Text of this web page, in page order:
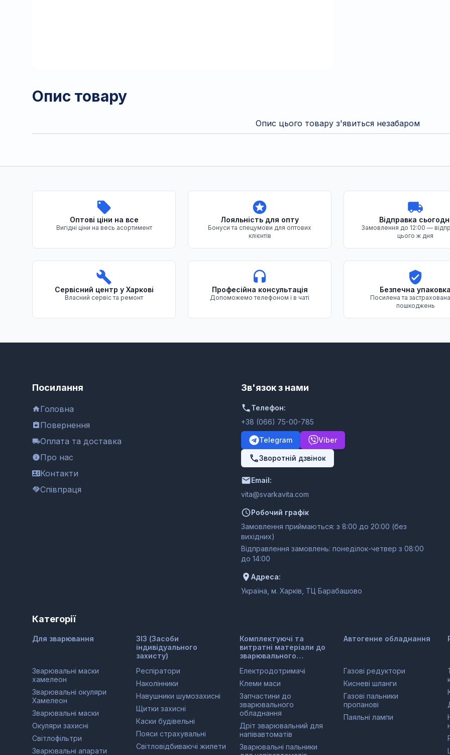
Опис товару
Опис цього товару з'явиться незабаром
Переваги нашого магазину
Оптові ціни на все
Вигідні ціни на весь асортимент
Лояльність для опту
Бонуси та спецумови для оптових
клієнтів
Відправка
Замовлення до 12:00 —
цього ж дня
Сервісний центр у Харкові
Власний сервіс та ремонт
Професійна консультація
Допоможемо телефоном і в чаті
Безпечна упаковка
Посилена та
пошкоджень
Посилання
Головна
Повернення
Оплата та доставка
Про нас
Контакти
Співпраця
Зв'язок з нами
Телефон:
+38 (066) 75-00-785
Telegram Viber
Зворотній дзвінок
Email:
moc.ativakravs@ativ
Робочий графік
Замовлення приймаються: з 8:00 до 20:00 (без
вихідних)
Відправлення замовлень: понеділок-четвер з 08:00
до 14:00
Адреса:
Україна, м. Харків, ТЦ Барабашово
Категорії
Для зварювання
Зварювальні маски
хамелеон
Зварювальні окуляри
Хамелеон
Зварювальні маски
Окуляри захисні
Світлофільтри
Зварювальні апарати
ЗІЗ (Засоби
індивідуального
захисту)
Респіратори
Наколінники
Навушники шумозахисні
Щитки захисні
Каски будівельні
Пояси страхувальні
Світловідбиваючі жилети
Комплектуючі та
витратні матеріали до
зварювального
Електродотримачі
Клеми маси
Запчастини до
зварювального
обладнання
Дріт зварювальний для
напівавтоматів
Зварювальні пальники
Автогенне обладнання
Газові редуктори
Кисневі шланги
Газові пальники
пропанові
Паяльні лампи